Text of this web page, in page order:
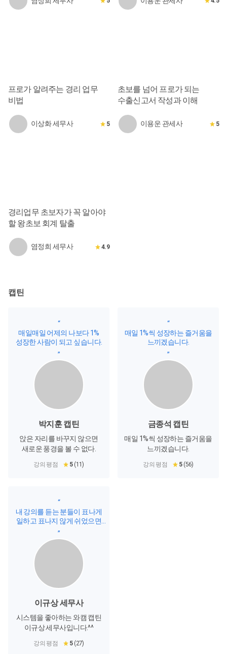
프로가 알려주는 경리 업무
비법
이상화 세무사 5
초보를 넘어 프로가 되는
수출신고서 작성과 이해
이용운 관세사 5
경리업무 초보자가 꼭 알아야
할 왕초보 회계 탈출
염정희 세무사 4.9
캡틴
“
매일매일 어제의 나보다 1%
성장한 사람이 되고 싶습니다.
”
박지훈 캡틴
앉은 자리를 바꾸지 않으면
새로운 풍경을 볼 수 없다.
강의 평점 5 (11)
“
매일 1%씩 성장하는 즐거움을
느끼겠습니다.
”
금종석 캡틴
매일 1%씩 성장하는 즐거움을
느끼겠습니다.
강의 평점 5 (56)
“
내 강의를 듣는 분들이 표나게
일하고 표나지 않게 쉬었으면
좋겠다!!!
”
이규상 세무사
시스템을 좋아하는 와캠 캡틴
이규상 세무사입니다.^^
강의 평점 5 (27)